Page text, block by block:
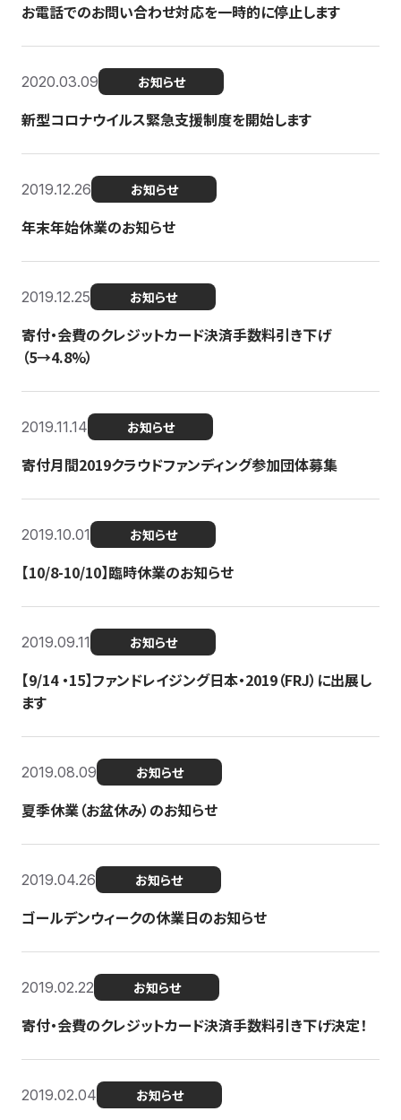
お電話でのお問い合わせ対応を一時的に停止します
2020.03.09 お知らせ
新型コロナウイルス緊急支援制度を開始します
2019.12.26 お知らせ
年末年始休業のお知らせ
2019.12.25 お知らせ
寄付・会費のクレジットカード決済手数料引き下げ
（5→4.8%）
2019.11.14 お知らせ
寄付月間2019クラウドファンディング参加団体募集
2019.10.01 お知らせ
【10/8-10/10】臨時休業のお知らせ
2019.09.11 お知らせ
【9/14 ・15】ファンドレイジング日本・2019（FRJ）に出展し
ます
2019.08.09 お知らせ
夏季休業（お盆休み）のお知らせ
2019.04.26 お知らせ
ゴールデンウィークの休業日のお知らせ
2019.02.22 お知らせ
寄付・会費のクレジットカード決済手数料引き下げ決定！
2019.02.04 お知らせ